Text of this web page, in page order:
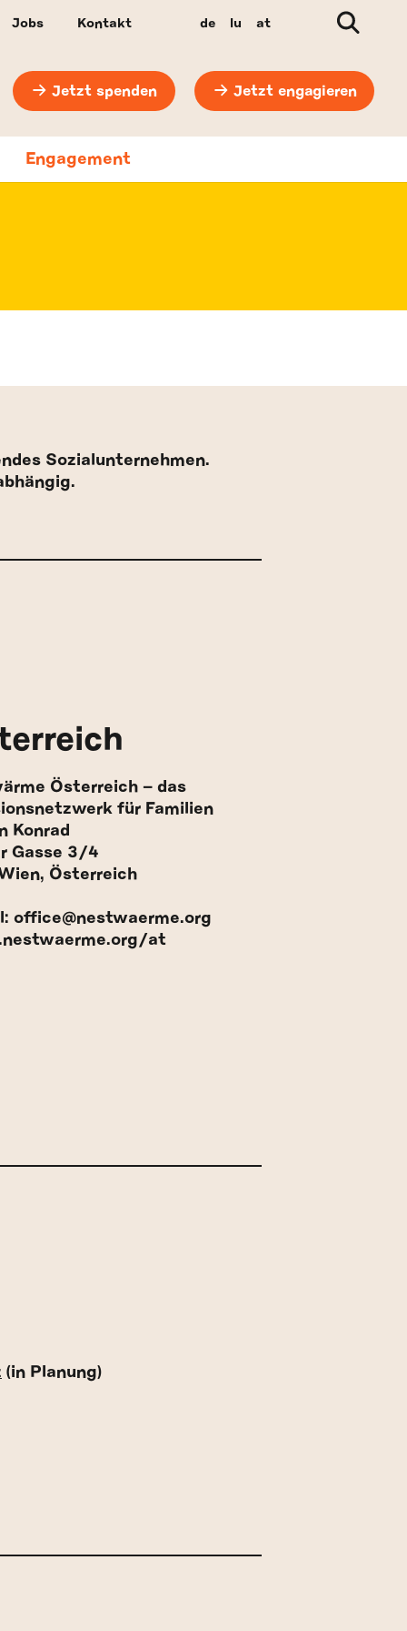
Jobs Kontakt de lu at Suche
Jetzt spenden Jetzt engagieren
Engagement
Sozialunternehmen.
Österreich – das
für Familien
Konrad
Gasse 3/4
Österreich
office@nestwaerme.org
at
(in Planung)